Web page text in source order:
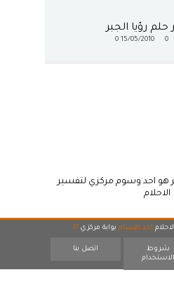
رؤيا الجبر
0
15/05/2010
0
هو احد وسوم مركزي لتفسير
الاحلام
احد اقسام بوابة مركزي 17
شروط
الاستخدام
اتصل بنا